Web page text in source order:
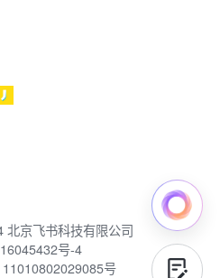
京飞书科技有限公司
号-4
号